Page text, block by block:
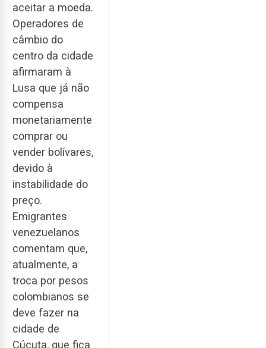
aceitar a moeda.
Operadores de
câmbio do
centro da cidade
afirmaram à
Lusa que já não
compensa
monetariamente
comprar ou
vender bolívares,
devido à
instabilidade do
preço.
Emigrantes
venezuelanos
comentam que,
atualmente, a
troca por pesos
colombianos se
deve fazer na
cidade de
Cúcuta, que fica